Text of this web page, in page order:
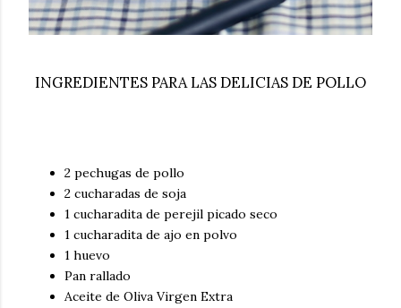
INGREDIENTES PARA LAS DELICIAS DE POLLO
2 pechugas de pollo
2 cucharadas de soja
1 cucharadita de perejil picado seco
1 cucharadita de ajo en polvo
1 huevo
Pan rallado
Aceite de Oliva Virgen Extra